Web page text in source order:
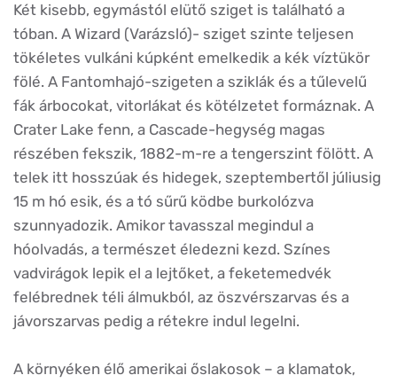
Két kisebb, egymástól elütő sziget is található a
tóban. A Wizard (Varázsló)- sziget szinte teljesen
tökéletes vulkáni kúpként emelkedik a kék víztükör
fölé. A Fantomhajó-szigeten a sziklák és a tűlevelű
fák árbocokat, vitorlákat és kötélzetet formáznak. A
Crater Lake fenn, a Cascade-hegység magas
részében fekszik, 1882-m-re a tengerszint fölött. A
telek itt hosszúak és hidegek, szeptembertől júliusig
15 m hó esik, és a tó sűrű ködbe burkolózva
szunnyadozik. Amikor tavasszal megindul a
hóolvadás, a természet éledezni kezd. Színes
vadvirágok lepik el a lejtőket, a feketemedvék
felébrednek téli álmukból, az öszvérszarvas és a
jávorszarvas pedig a rétekre indul legelni.
A környéken élő amerikai őslakosok – a klamatok,